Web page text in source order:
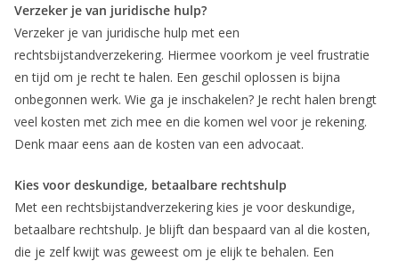
Verzeker je van juridische hulp?
Verzeker je van juridische hulp met een
rechtsbijstandverzekering. Hiermee voorkom je veel frustratie
en tijd om je recht te halen. Een geschil oplossen is bijna
onbegonnen werk. Wie ga je inschakelen? Je recht halen brengt
veel kosten met zich mee en die komen wel voor je rekening.
Denk maar eens aan de kosten van een advocaat.
Kies voor deskundige, betaalbare rechtshulp
Met een rechtsbijstandverzekering kies je voor deskundige,
betaalbare rechtshulp. Je blijft dan bespaard van al die kosten,
die je zelf kwijt was geweest om je elijk te behalen. Een